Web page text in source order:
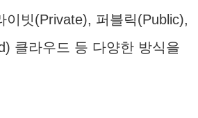
이빗(Private), 퍼블릭(Public),
클라우드 등 다양한 방식을